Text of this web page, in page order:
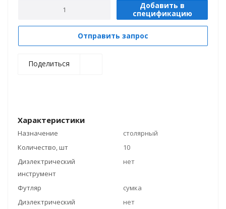
Добавить в
спецификацию
Отправить запрос
Поделиться
Характеристики
Назначение
столярный
Количество, шт
10
Диэлектрический
инструмент
нет
Футляр
сумка
Диэлектрический
нет